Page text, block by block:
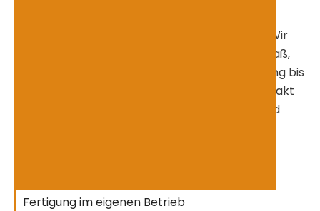
funktionale Planung und saubere Umsetzung. Wir
übernehmen den gesamten Ablauf vom Aufmaß,
dem Entwurf, der Materialauswahl und Fertigung bis
zur Montage. Dabei entstehen Möbelstücke exakt
nach den Vorstellungen unserer Kundinnen und
Fertigung im eigenen Betrieb